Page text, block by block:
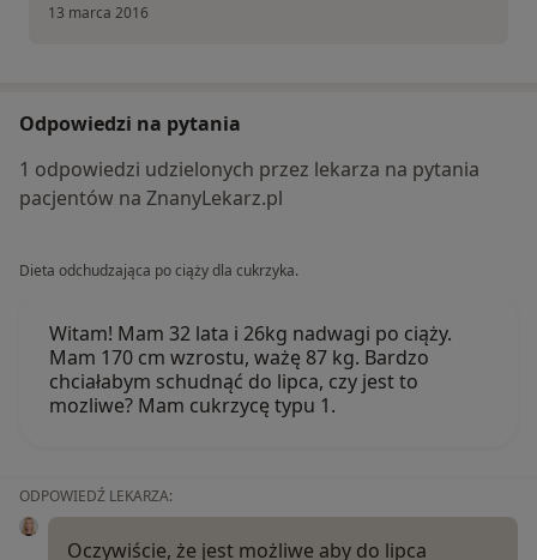
13 marca 2016
Odpowiedzi na pytania
1 odpowiedzi udzielonych przez lekarza na pytania
pacjentów na ZnanyLekarz.pl
Dieta odchudzająca po ciąży dla cukrzyka.
Witam! Mam 32 lata i 26kg nadwagi po ciąży.
Mam 170 cm wzrostu, ważę 87 kg. Bardzo
chciałabym schudnąć do lipca, czy jest to
mozliwe? Mam cukrzycę typu 1.
ODPOWIEDŹ LEKARZA:
Oczywiście, że jest możliwe aby do lipca